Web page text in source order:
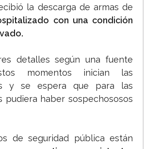
la descarga de armas de
con una condición
detalles según una fuente
momentos inician las
y se espera que para las
pudiera haber sospechososos
de seguridad pública están